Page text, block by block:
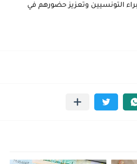
التونسيين وتعزيز حضورهم في